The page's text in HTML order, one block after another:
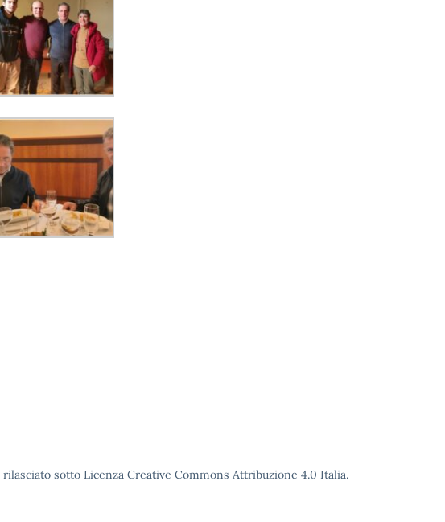
sotto Licenza Creative Commons Attribuzione 4.0 Italia.